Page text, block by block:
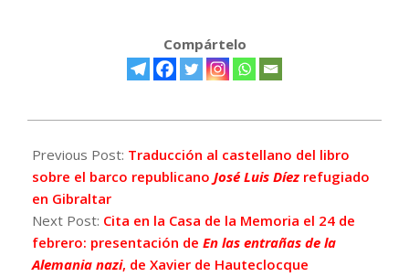
Compártelo
02-
13
Previous Post: Traducción al castellano del libro
sobre el barco republicano José Luis Díez refugiado
en Gibraltar
Next Post: Cita en la Casa de la Memoria el 24 de
febrero: presentación de En las entrañas de la
Alemania nazi, de Xavier de Hauteclocque